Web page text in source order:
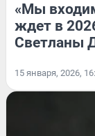
«Мы
ждет в
Светланы
15 января, 2026,